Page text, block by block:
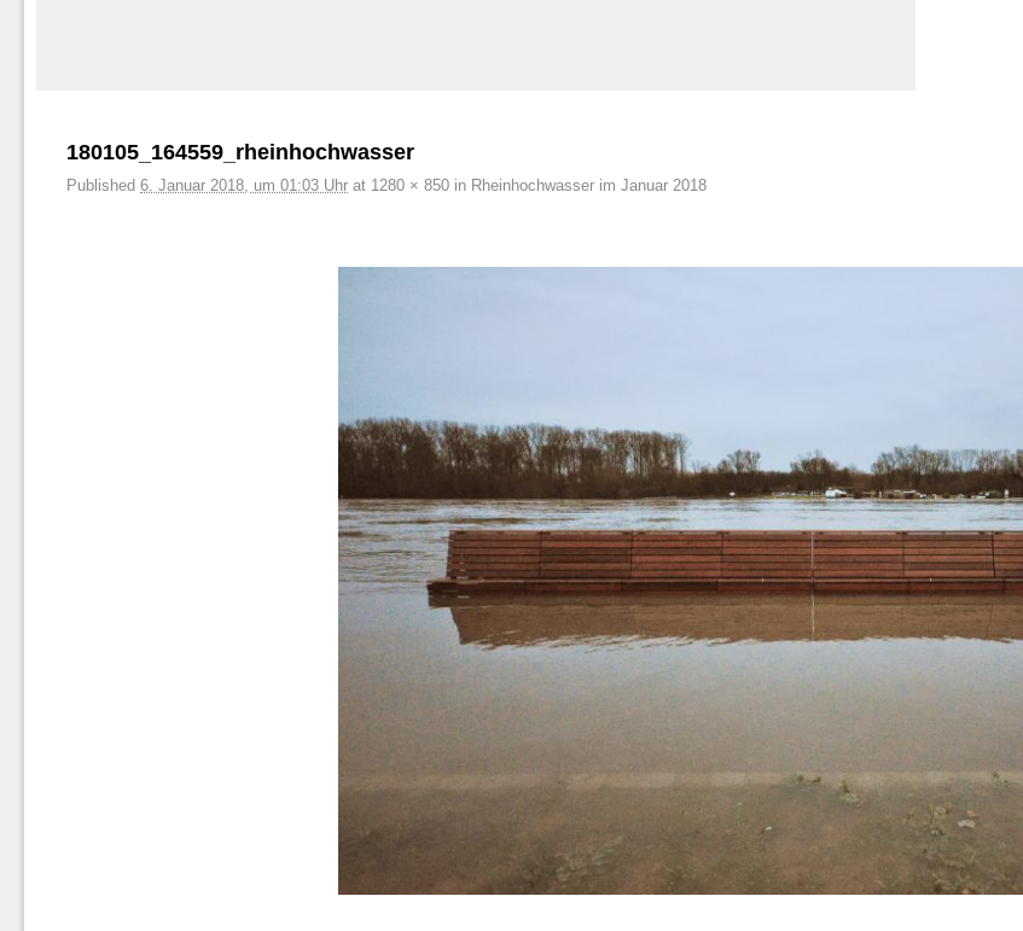
180105_164559_rheinhochwasser
Published 6. Januar 2018, um 01:03 Uhr at 1280 × 850 in Rheinhochwasser im Januar 2018